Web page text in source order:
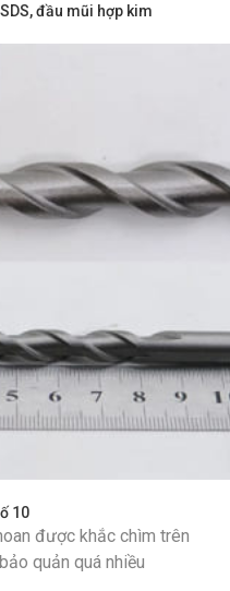
đầu mũi hợp kim
10
được khắc chìm trên
quản quá nhiều